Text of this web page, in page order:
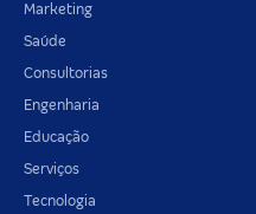
Marketing
Saúde
Consultorias
Engenharia
Educação
Serviços
Tecnologia